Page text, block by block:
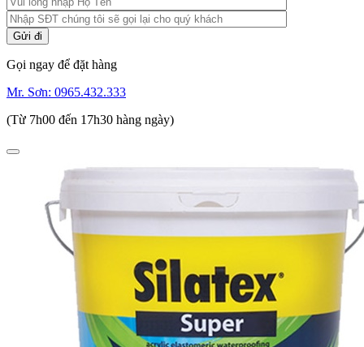
Gọi ngay để đặt hàng
Mr. Sơn: 0965.432.333
(Từ 7h00 đến 17h30 hàng ngày)